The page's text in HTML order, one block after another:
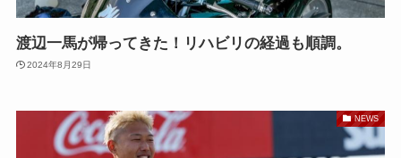
渡辺一馬が帰ってきた！リハビリの経過も順調。
2024年8月29日
NEWS